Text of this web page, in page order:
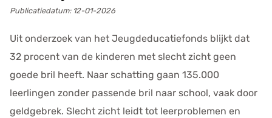
Publicatiedatum: 12-01-2026
Uit onderzoek van het Jeugdeducatiefonds blijkt dat
32 procent van de kinderen met slecht zicht geen
goede bril heeft. Naar schatting gaan 135.000
leerlingen zonder passende bril naar school, vaak door
geldgebrek. Slecht zicht leidt tot leerproblemen en